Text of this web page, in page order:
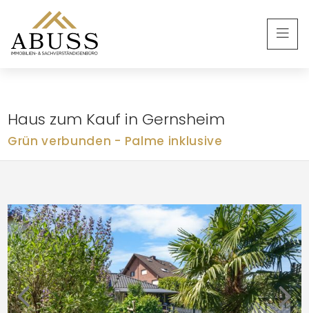
Haus zum Kauf in Gernsheim
Grün verbunden - Palme inklusive